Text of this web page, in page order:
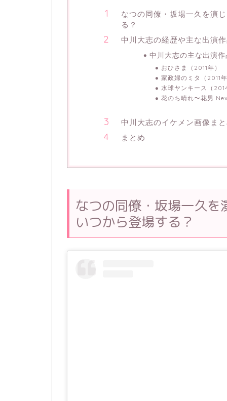
なつの同僚・坂場一久を演
る？
中川大志の経歴や主な出演
中川大志の主な出演作
おひさま（2011年）
家政婦のミタ（
水球ヤンキース（
花のち晴れ〜花男
中川大志のイケメン画像ま
まとめ
なつの同僚・坂場一久
いつから登場する？